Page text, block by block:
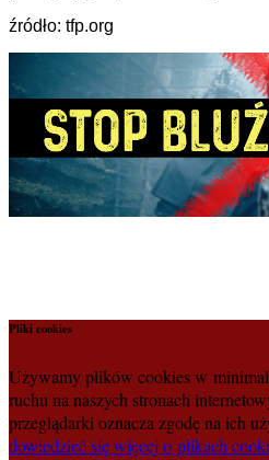
źródło: tfp.org
Pliki cookies
Używamy plików cookies w
ruchu na naszych stronach
przeglądarki oznacza zgodę na ich
dowiedzieć się więcej o plikach